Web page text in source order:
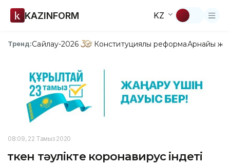
KAZINFORM KZ
Тренд:Сайлау-2026 Конституциялық реформаАрнайы
08:09, 22 Тамыз 2020
Өткен тәулікте коронавирус індеті